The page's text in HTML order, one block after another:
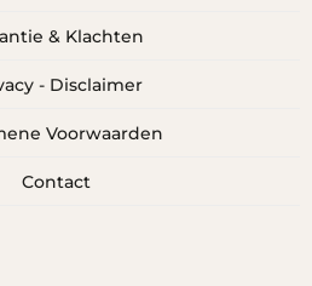
& Klachten
- Disclaimer
Voorwaarden
Contact